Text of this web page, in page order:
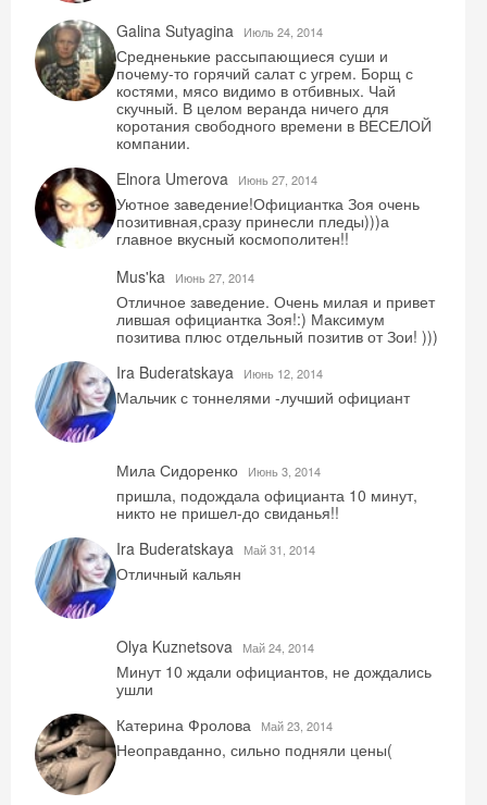
Galina Sutyagina Июль 24, 2014
Средненькие рассыпающиеся суши и
почему-то горячий салат с угрем. Борщ с
костями, мясо видимо в отбивных. Чай
скучный. В целом веранда ничего для
коротания свободного времени в ВЕСЕЛОЙ
компании.
Elnora Umerova
Июнь 27, 2014
Уютное заведение!Официантка Зоя очень
позитивная,сразу принесли пледы)))а
главное вкусный космополитен!!
Mus'ka
Июнь 27, 2014
Отличное заведение. Очень милая и привет
лившая официантка Зоя!:) Максимум
позитива плюс отдельный позитив от Зои! )))
Ira Buderatskaya
Июнь 12, 2014
Мальчик с тоннелями -лучший официант
Мила Сидоренко Июнь 3, 2014
пришла, подождала официанта 10 минут,
никто не пришел-до свиданья!!
Ira Buderatskaya
Май 31, 2014
Отличный кальян
Olya Kuznetsova Май 24, 2014
Минут 10 ждали официантов, не дождались
ушли
Катерина Фролова
Май 23, 2014
Неоправданно, сильно подняли цены(